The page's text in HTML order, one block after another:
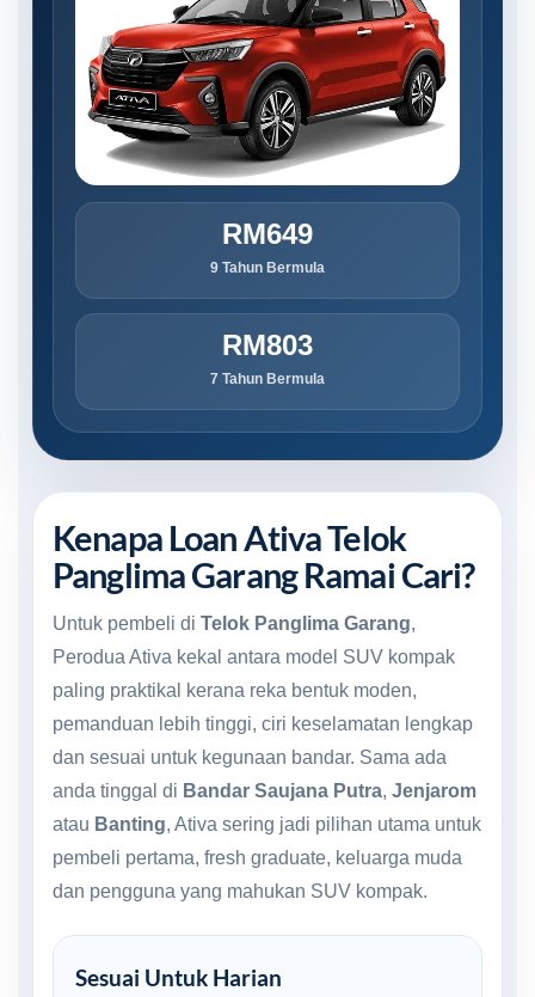
RM649
9 Tahun Bermula
RM803
7 Tahun Bermula
Kenapa Loan Ativa Telok
Panglima Garang Ramai Cari?
Untuk pembeli di Telok Panglima Garang,
Perodua Ativa kekal antara model SUV kompak
paling praktikal kerana reka bentuk moden,
pemanduan lebih tinggi, ciri keselamatan lengkap
dan sesuai untuk kegunaan bandar. Sama ada
anda tinggal di Bandar Saujana Putra, Jenjarom
atau Banting, Ativa sering jadi pilihan utama untuk
pembeli pertama, fresh graduate, keluarga muda
dan pengguna yang mahukan SUV kompak.
Sesuai Untuk Harian